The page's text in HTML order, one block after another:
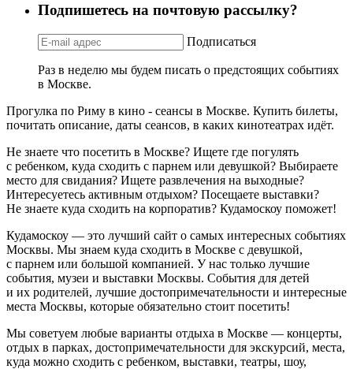
Подпишетесь на почтовую рассылку?
Подписаться
Раз в неделю мы будем писать о предстоящих событиях
в Москве.
Прогулка по Риму в кино - сеансы в Москве. Купить билеты,
почитать описание, даты сеансов, в каких кинотеатрах идёт.
Не знаете что посетить в Москве? Ищете где погулять
с ребенком, куда сходить с парнем или девушкой? Выбираете
место для свидания? Ищете развлечения на выходные?
Интересуетесь активным отдыхом? Посещаете выставки?
Не знаете куда сходить на корпоратив? Кудамоскоу поможет!
Кудамоскоу — это лучший сайт о самых интересных событиях
Москвы. Мы знаем куда сходить в Москве с девушкой,
с парнем или большой компанией. У нас только лучшие
события, музеи и выставки Москвы. События для детей
и их родителей, лучшие достопримечательности и интересные
места Москвы, которые обязательно стоит посетить!
Мы советуем любые варианты отдыха в Москве — концерты,
отдых в парках, достопримечательности для экскурсий, места,
куда можно сходить с ребенком, выставки, театры, шоу,